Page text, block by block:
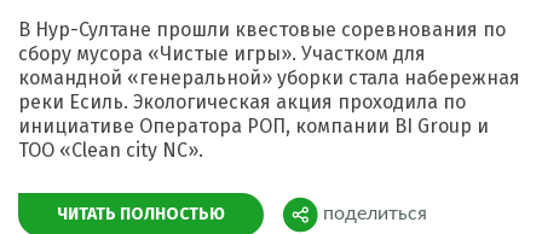
В Нур-Султане прошли квестовые соревнования по
сбору мусора «Чистые игры». Участком для
командной «генеральной» уборки стала набережная
реки Есиль. Экологическая акция проходила по
инициативе Оператора РОП, компании BI Group и
ТОО «Clean city NC».
ЧИТАТЬ ПОЛНОСТЬЮ Поделиться
поделиться